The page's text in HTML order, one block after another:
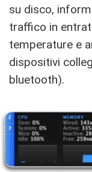
su disco,
traffico in
temperature e
dispositivi
bluetooth).